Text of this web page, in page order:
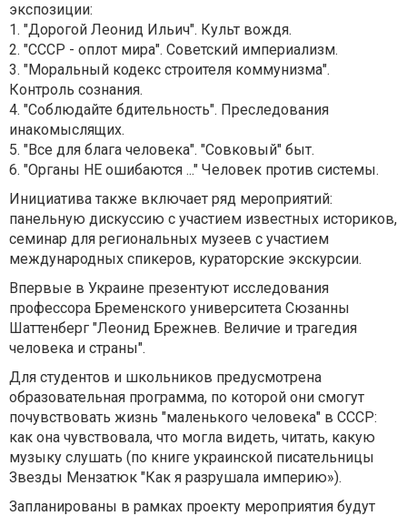
экспозиции:
1. "Дорогой Леонид Ильич". Культ вождя.
2. "СССР - оплот мира". Советский империализм.
3. "Моральный кодекс строителя коммунизма".
Контроль сознания.
4. "Соблюдайте бдительность". Преследования
инакомыслящих.
5. "Все для блага человека". "Совковый" быт.
6. "Органы НЕ ошибаются ..." Человек против системы.
Инициатива также включает ряд мероприятий:
панельную дискуссию с участием известных историков,
семинар для региональных музеев с участием
международных спикеров, кураторские экскурсии.
Впервые в Украине презентуют исследования
профессора Бременского университета Cюзанны
Шаттенберг "Леонид Брежнев. Величие и трагедия
человека и страны".
Для студентов и школьников предусмотрена
образовательная программа, по которой они смогут
почувствовать жизнь "маленького человека" в СССР:
как она чувствовала, что могла видеть, читать, какую
музыку слушать (по книге украинской писательницы
Звезды Мензатюк "Как я разрушала империю»).
Запланированы в рамках проекту мероприятия будут